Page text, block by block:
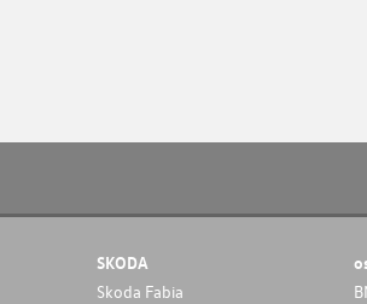
SKODA
Skoda Fabia